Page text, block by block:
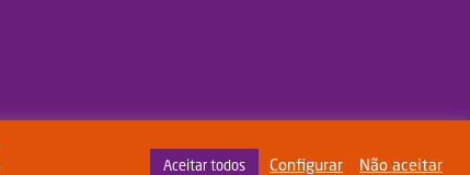
Aceitar todos Configurar Não aceitar